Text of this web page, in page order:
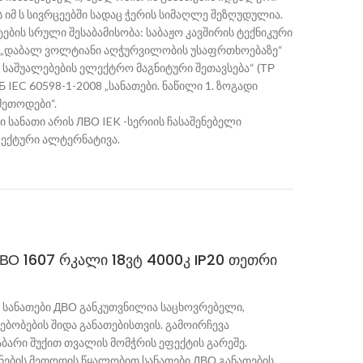
ს სივრცეებში სადაც ჭერის სიმაღლე შეზღუდულია.
სრული შესაბამისობა: საბაჟო კავშირის ტექნიკური
ვოლტიანი აღჭურვილობის უსაფრთხოებაზე“
ელექტრო მაგნიტური შეთავსება“ (ТР
60598-1-2008 „სანათები. ნაწილი 1. ზოგადი
არის ЛВО IEK -სერიის ჩასაშენებელი
ალტერნატივა.
1607 რკალი 18ვტ 4000კ IP20 თეთრი
ДВО განკუთვნილია საცხოვრებელი,
შიდა განათებისთვის. გამოირჩევა
შუქით თვალის მომჭრის ეფექტის გარეშე.
მეთოდის წყალობით სანათები ДВО განათების